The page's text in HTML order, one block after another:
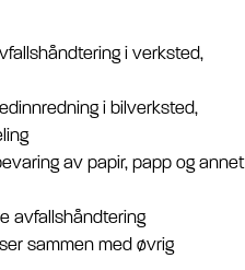
i verksted,
i bilverksted,
av papir, papp og annet
avfallshåndtering
sammen med øvrig